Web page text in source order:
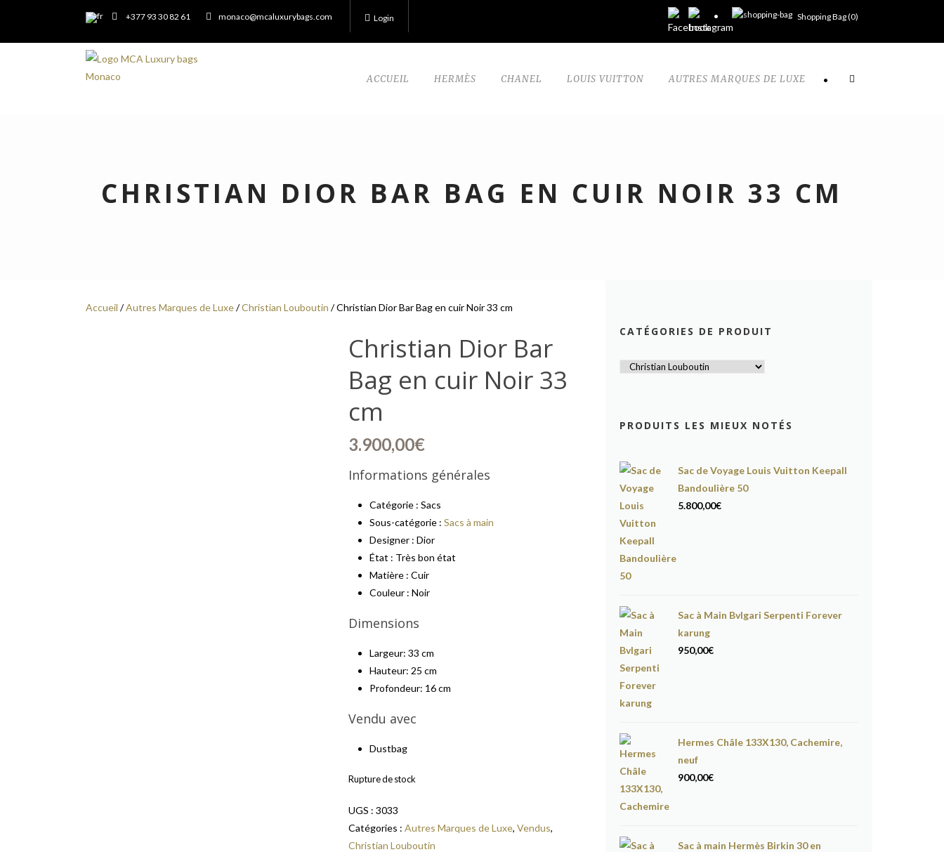
+377 93 30 82 61 monaco@mcaluxurybags.com Login Shopping Bag (0)
ACCUEIL HERMÈS CHANEL LOUIS VUITTON AUTRES MARQUES DE LUXE •
CHRISTIAN DIOR BAR BAG EN CUIR NOIR 33 CM
Accueil /Autres Marques de Luxe/Christian Louboutin / Christian Dior Bar Bag en cuir Noir 33 cm
Christian Dior Bar
Bag en cuir Noir 33
cm
3.900,00€
Informations générales
Catégorie : Sacs
Sous-catégorie :Sacs à main
Designer : Dior
État : Très bon état
Matière : Cuir
Couleur : Noir
Dimensions
Largeur: 33 cm
Hauteur: 25 cm
Profondeur: 16 cm
Vendu avec
Dustbag
Rupture de stock
UGS :3033
Catégories :Autres Marques de Luxe,Vendus,
Christian Louboutin
CATÉGORIES DE PRODUIT
PRODUITS LES MIEUX NOTÉS
Sac de Voyage Louis Vuitton Keepall
Bandoulière 50
5.800,00€
Sac à Main Bvlgari Serpenti Forever
karung
950,00€
Hermes Châle 133X130, Cachemire,
neuf
900,00€
Sac à main Hermès Birkin 30 en